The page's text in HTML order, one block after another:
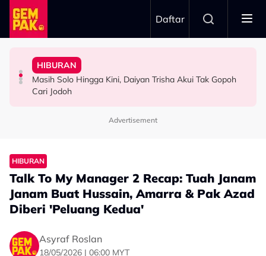
Skip to main content
Daftar
HIBURAN
10 Tahun Solat Atas Kerusi, Maria Tengku Sabri Syukur
Boleh Solat Berdiri Selepas…
HIBURAN
Masih Solo Hingga Kini, Daiyan Trisha Akui Tak Gopoh
Cari Jodoh
SELEBRITI
Dazrin Kamarudin Kongsi ‘Titik Hitam’ Dalam Hidup,
Korek Tabung RM50 Duit Syiling Untuk Isi Minyak - “Nak
VIRAL
Netizen Puji Ketulusan Masjid Raja Bendahara Tengku
Badar Shah Papar Jumlah Kutipan Derma - “Setiap
Advertisement
HIBURAN
Talk To My Manager 2 Recap: Tuah Janam
Janam Buat Hussain, Amarra & Pak Azad
Diberi 'Peluang Kedua'
Asyraf Roslan
18/05/2026 | 06:00 MYT